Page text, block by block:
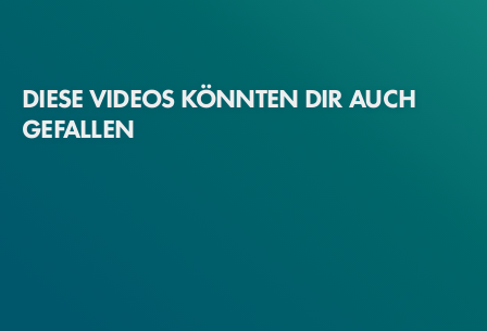
DIESE VIDEOS KÖNNTEN DIR AUCH
GEFALLEN